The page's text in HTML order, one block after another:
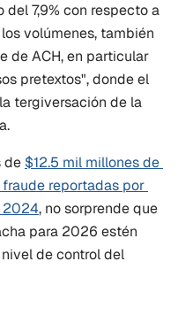
7,9% con respecto a
volúmenes, también
de ACH, en particular
pretextos", donde el
tergiversación de la
de $12.5 mil millones de
reportadas por
2024, no sorprende que
para 2026 estén
de control del